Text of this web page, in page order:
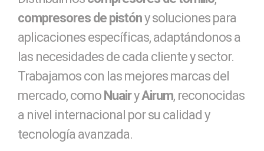
compresores de pistóny soluciones para
aplicaciones específicas, adaptándonos a
las necesidades de cada cliente y sector.
Trabajamos con las mejores marcas del
mercado, como NuairyAirum, reconocidas
a nivel internacional por su calidad y
tecnología avanzada.